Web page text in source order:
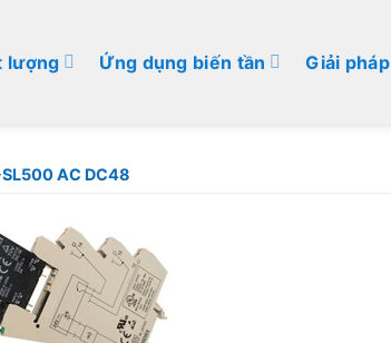
lượng Ứng dụng biến tần Giải pháp
AC DC48